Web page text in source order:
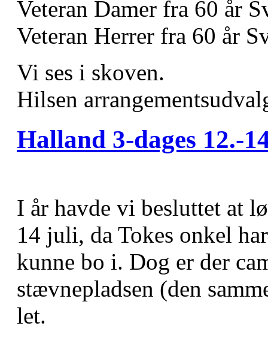
Veteran Damer fra 60 år
Veteran Herrer fra 60 år
Vi ses i skoven.
Hilsen
Halland 3-dages 12.-
I år havde vi besluttet at
14 juli, da Tokes onkel
kunne bo i. Dog er der
stævnepladsen (den
let.